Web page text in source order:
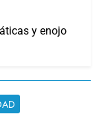
y enojo